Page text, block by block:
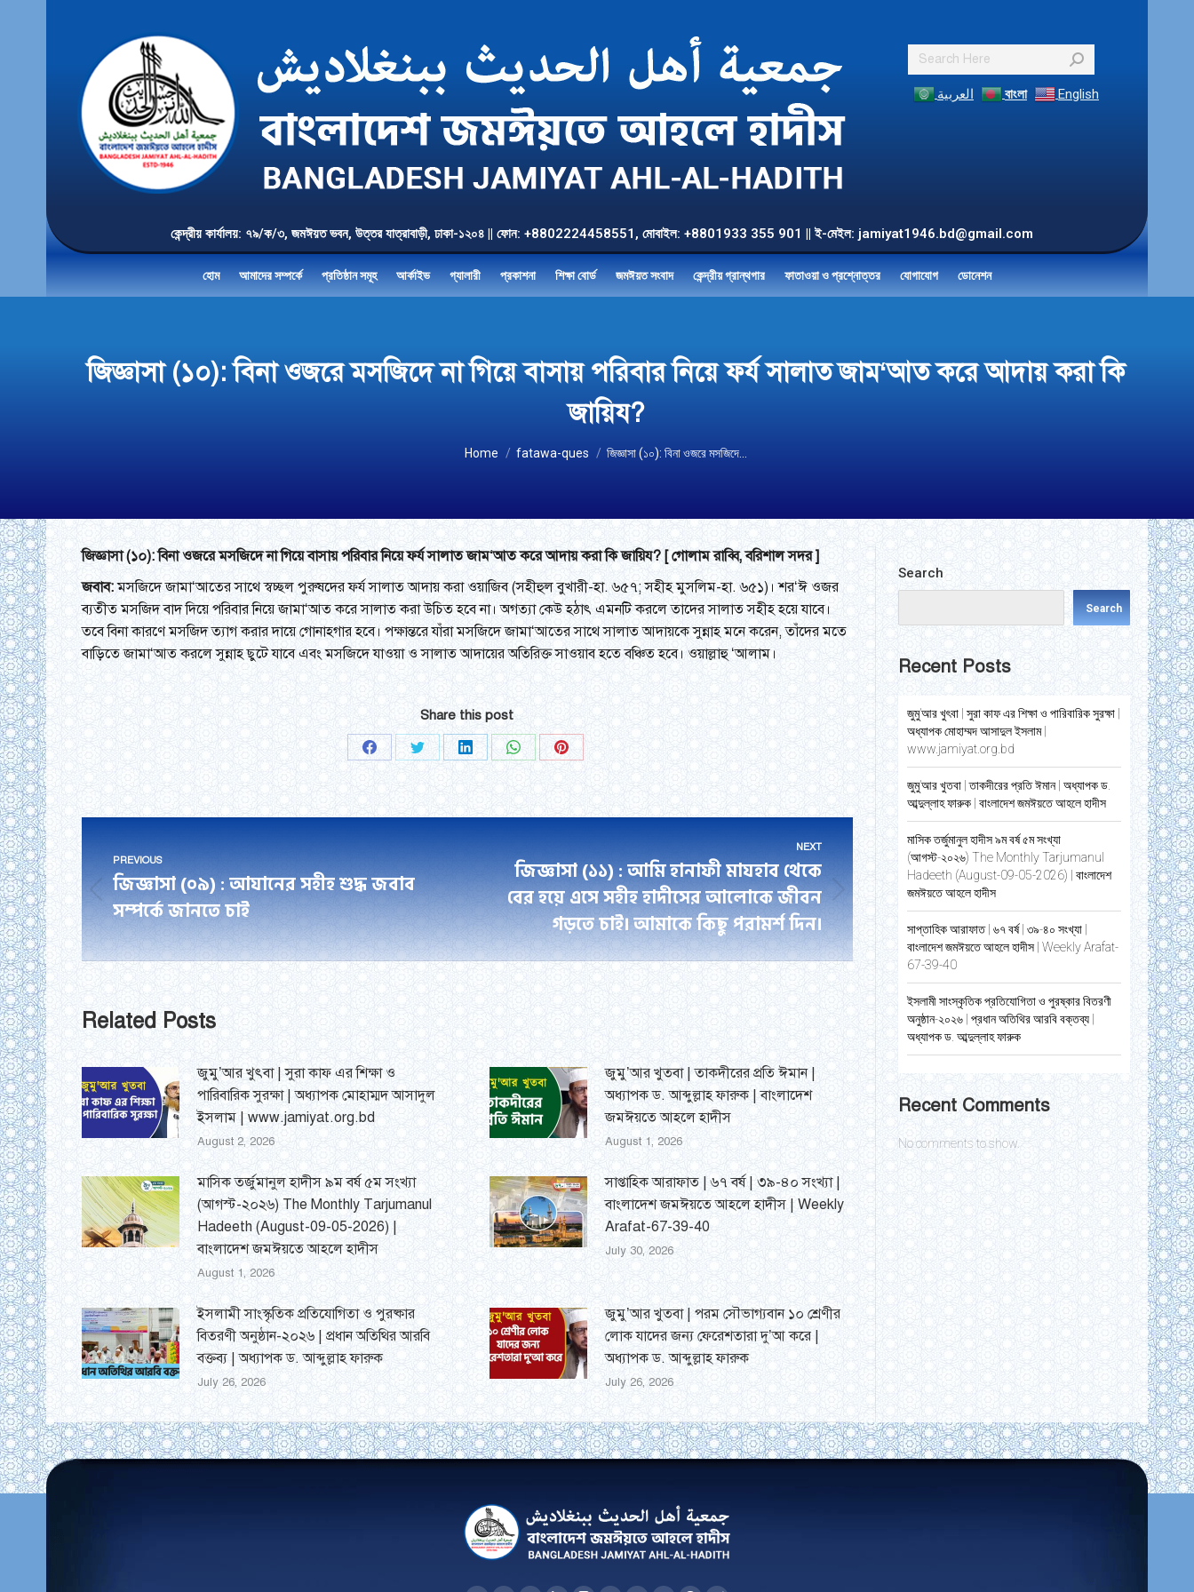
Search:
العربية বাংলা English
কেন্দ্রীয় কার্যালয়: ৭৯/ক/৩, জমঈয়ত ভবন, উত্তর যাত্রাবাড়ী, ঢাকা-১২০৪ || ফোন: +8802224458551, মোবাইল: +8801933 355 901 || ই-মেইল: jamiyat1946.bd@gmail.com
হোম আমাদের সম্পর্কে প্রতিষ্ঠান সমূহ আর্কাইভ গ্যালারী প্রকাশনা শিক্ষা বোর্ড জমঈয়ত সংবাদ কেন্দ্রীয় গ্রান্থগার ফাতাওয়া ও প্রশ্নোত্তর যোগাযোগ ডোনেশন
জিজ্ঞাসা (১০): বিনা ওজরে মসজিদে না গিয়ে বাসায় পরিবার নিয়ে ফর্য সালাত জাম‘আত করে আদায় করা কি
জায়িয?
You are here:
Home fatawa-ques জিজ্ঞাসা (১০): বিনা ওজরে মসজিদে…
জিজ্ঞাসা (১০): বিনা ওজরে মসজিদে না গিয়ে বাসায় পরিবার নিয়ে ফর্য সালাত জাম‘আত করে আদায় করা কি জায়িয? [ গোলাম রাব্বি, বরিশাল সদর ]
জবাব:মসজিদে জামা‘আতের সাথে স্বচ্ছল পুরুষদের ফর্য সালাত আদায় করা ওয়াজিব (সহীহুল বুখারী-হা. ৬৫৭; সহীহ মুসলিম-হা. ৬৫১)। শর‘ঈ ওজর
ব্যতীত মসজিদ বাদ দিয়ে পরিবার নিয়ে জামা‘আত করে সালাত করা উচিত হবে না। অগত্যা কেউ হঠাৎ এমনটি করলে তাদের সালাত সহীহ হয়ে যাবে।
তবে বিনা কারণে মসজিদ ত্যাগ করার দায়ে গোনাহগার হবে। পক্ষান্তরে যাঁরা মসজিদে জামা‘আতের সাথে সালাত আদায়কে সুন্নাহ মনে করেন, তাঁদের মতে
বাড়িতে জামা‘আত করলে সুন্নাহ ছুটে যাবে এবং মসজিদে যাওয়া ও সালাত আদায়ের অতিরিক্ত সাওয়াব হতে বঞ্চিত হবে। ওয়াল্লাহু ‘আলাম।
Share this post
Share
Facebook
Share
on
Twitter
Share
on
LinkedIn
Share
WhatsApp
Share
Pinterest
Post
navigation
PREVIOUS
Previous
post:
জিজ্ঞাসা (০৯) : আযানের সহীহ শুদ্ধ জবাব
সম্পর্কে জানতে চাই
NEXT
Next
post:
জিজ্ঞাসা (১১) : আমি হানাফী মাযহাব থেকে
বের হয়ে এসে সহীহ হাদীসের আলোকে জীবন
গড়তে চাই। আমাকে কিছু পরামর্শ দিন।
Related Posts
জুমু’আর খুৎবা | সুরা কাফ এর শিক্ষা ও
পারিবারিক সুরক্ষা | অধ্যাপক মোহাম্মদ আসাদুল
ইসলাম | www.jamiyat.org.bd
August 2, 2026
জুমু’আর খুতবা | তাকদীরের প্রতি ঈমান |
অধ্যাপক ড. আব্দুল্লাহ ফারুক | বাংলাদেশ
জমঈয়তে আহলে হাদীস
August 1, 2026
মাসিক তর্জুমানুল হাদীস ৯ম বর্ষ ৫ম সংখ্যা
(আগস্ট-২০২৬) The Monthly Tarjumanul
Hadeeth (August-09-05-2026) |
বাংলাদেশ জমঈয়তে আহলে হাদীস
August 1, 2026
সাপ্তাহিক আরাফাত | ৬৭ বর্ষ | ৩৯-৪০ সংখ্যা |
বাংলাদেশ জমঈয়তে আহলে হাদীস | Weekly
Arafat-67-39-40
July 30, 2026
ইসলামী সাংস্কৃতিক প্রতিযোগিতা ও পুরষ্কার
বিতরণী অনুষ্ঠান-২০২৬ | প্রধান অতিথির আরবি
বক্তব্য | অধ্যাপক ড. আব্দুল্লাহ ফারুক
July 26, 2026
জুমু’আর খুতবা | পরম সৌভাগ্যবান ১০ শ্রেণীর
লোক যাদের জন্য ফেরেশতারা দু’আ করে |
অধ্যাপক ড. আব্দুল্লাহ ফারুক
July 26, 2026
Search
Search
Recent Posts
জুমু’আর খুৎবা | সুরা কাফ এর শিক্ষা ও পারিবারিক সুরক্ষা |
অধ্যাপক মোহাম্মদ আসাদুল ইসলাম |
www.jamiyat.org.bd
জুমু’আর খুতবা | তাকদীরের প্রতি ঈমান | অধ্যাপক ড.
আব্দুল্লাহ ফারুক | বাংলাদেশ জমঈয়তে আহলে হাদীস
মাসিক তর্জুমানুল হাদীস ৯ম বর্ষ ৫ম সংখ্যা
(আগস্ট-২০২৬) The Monthly Tarjumanul
Hadeeth (August-09-05-2026) | বাংলাদেশ
জমঈয়তে আহলে হাদীস
সাপ্তাহিক আরাফাত | ৬৭ বর্ষ | ৩৯-৪০ সংখ্যা |
বাংলাদেশ জমঈয়তে আহলে হাদীস | Weekly Arafat-
67-39-40
ইসলামী সাংস্কৃতিক প্রতিযোগিতা ও পুরষ্কার বিতরণী
অনুষ্ঠান-২০২৬ | প্রধান অতিথির আরবি বক্তব্য |
অধ্যাপক ড. আব্দুল্লাহ ফারুক
Recent Comments
No comments to show.